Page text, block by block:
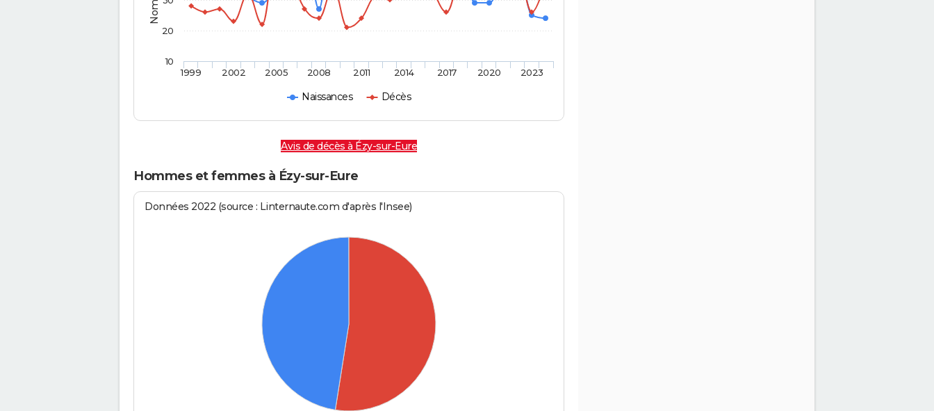
Naissances Décès
1999 2002 2005 2008 2011 2014 2017 2020 2023
10
20
Avis de décès à Ézy-sur-Eure
Hommes et femmes à Ézy-sur-Eure
Données 2022 (source : Linternaute.com d'après l'Insee)